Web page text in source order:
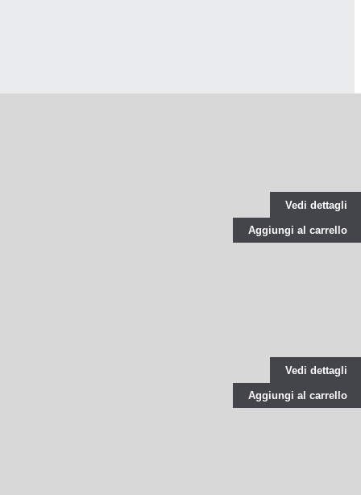
Vedi dettagli
Aggiungi al carrello
Vedi dettagli
Aggiungi al carrello